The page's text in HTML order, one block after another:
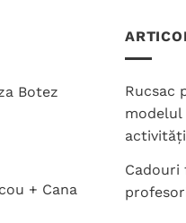
Botez
+ Cana
Rucsac
Cadouri